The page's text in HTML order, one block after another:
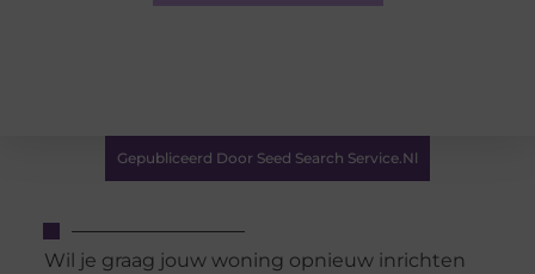
Gepubliceerd Door Seed Search Service.nl
Wil je graag jouw woning opnieuw inrichten